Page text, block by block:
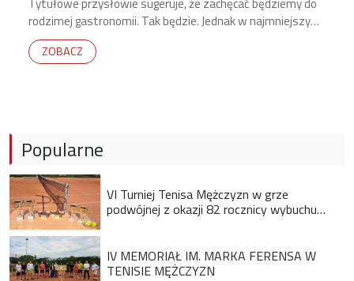
rodzimej gastronomii. Tak będzie. Jednak w najmniejszym
stopniu nie chcemy Państwa zniechęcać do kuchni innych
stron świata.
ZOBACZ
Popularne
VI Turniej Tenisa Mężczyzn w grze
podwójnej z okazji 82 rocznicy wybuchu
IV MEMORIAŁ IM. MARKA FERENSA W
TENISIE MĘŻCZYZN